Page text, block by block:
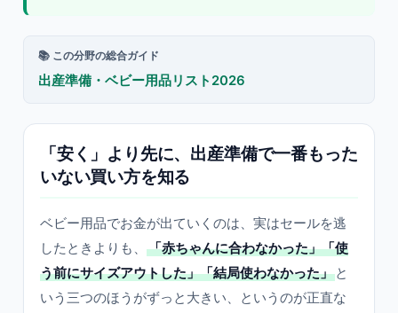
📚 この分野の総合ガイド
出産準備・ベビー用品リスト2026
「安く」より先に、出産準備で一番もった
いない買い方を知る
ベビー用品でお金が出ていくのは、実はセールを逃
したときよりも、
「赤ちゃんに合わなかった」「使
う前にサイズアウトした」「結局使わなかった」 と
いう三つのほうがずっと大きい、というのが正直な